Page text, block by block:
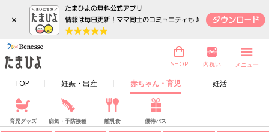
×
TOP 妊娠・出産 赤ちゃん・育児 妊活
SHOP 内祝い メニュー
育児グッズ 病気・予防接種 離乳食 優待パス